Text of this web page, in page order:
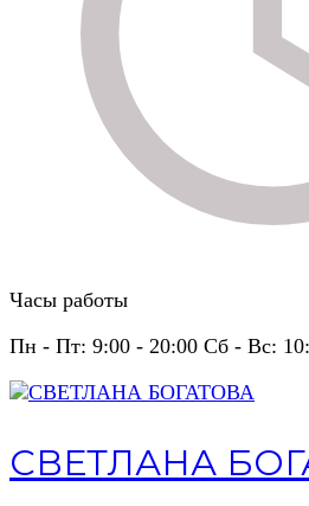
Часы работы
Пн - Пт: 9:00 - 20:00 Сб - Вс:
СВЕТЛАНА